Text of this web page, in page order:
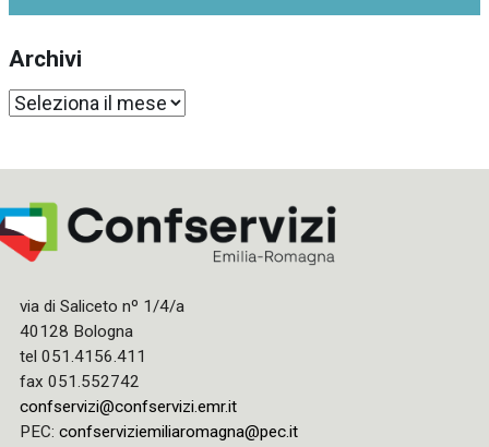
Archivi
Archivi
via di Saliceto nº 1/4/a
40128 Bologna
tel 051.4156.411
fax 051.552742
confservizi@confservizi.emr.it
PEC: confserviziemiliaromagna@pec.it